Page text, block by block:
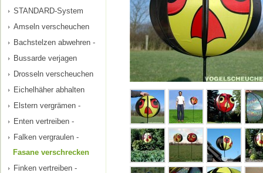
STANDARD-System
Amseln verscheuchen
Bachstelzen abwehren -
Bussarde verjagen
Drosseln verscheuchen
Eichelhäher abhalten
Elstern vergrämen -
Enten vertreiben -
Falken vergraulen -
Fasane verschrecken
Finken vertreiben -